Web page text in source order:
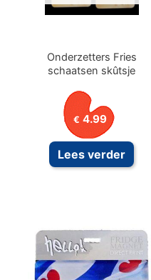
Onderzetters Fries
schaatsen skûtsje
€ 4.99
Lees verder